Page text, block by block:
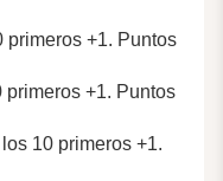
primeros +1. Puntos
+1. Puntos
10 primeros +1.